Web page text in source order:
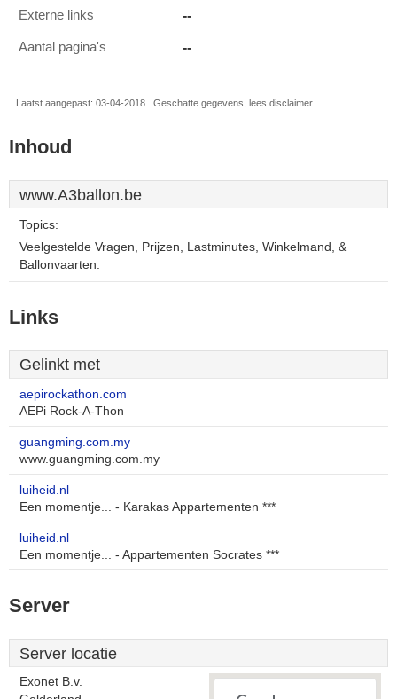
Externe links --
Aantal pagina's --
Laatst aangepast: 03-04-2018 . Geschatte gegevens, lees disclaimer.
Inhoud
www.A3ballon.be
Topics:
Veelgestelde Vragen, Prijzen, Lastminutes, Winkelmand, &
Ballonvaarten.
Links
Gelinkt met
aepirockathon.com
AEPi Rock-A-Thon
guangming.com.my
www.guangming.com.my
luiheid.nl
Een momentje... - Karakas Appartementen ***
luiheid.nl
Een momentje... - Appartementen Socrates ***
Server
Server locatie
Exonet B.v.